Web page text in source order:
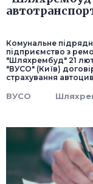
Комунальне
підприємство з
"Шляхрембуд" 21
"ВУСО" (Київ)
страхування
ВУСО